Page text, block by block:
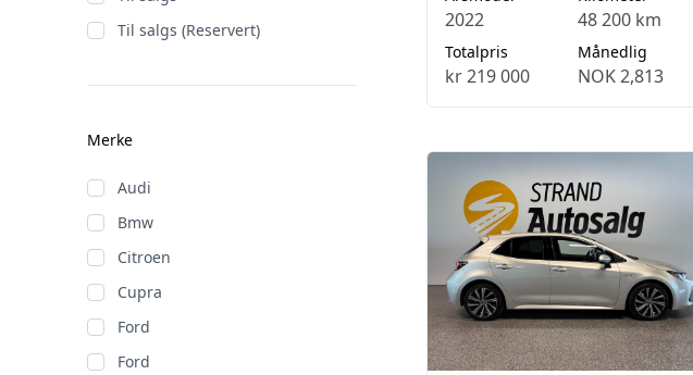
Til salgs (Reservert)
Merke
Audi
Bmw
Citroen
Cupra
Ford
Ford
2022 48 200 km
Totalpris
kr 219 000
Månedlig
NOK 2,813